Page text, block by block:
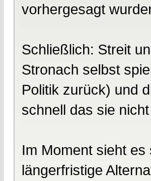
vorhergesagt
Schließlich: Streit
Stronach selbst
Politik zurück) und
schnell das sie
Im Moment sieht
längerfristige